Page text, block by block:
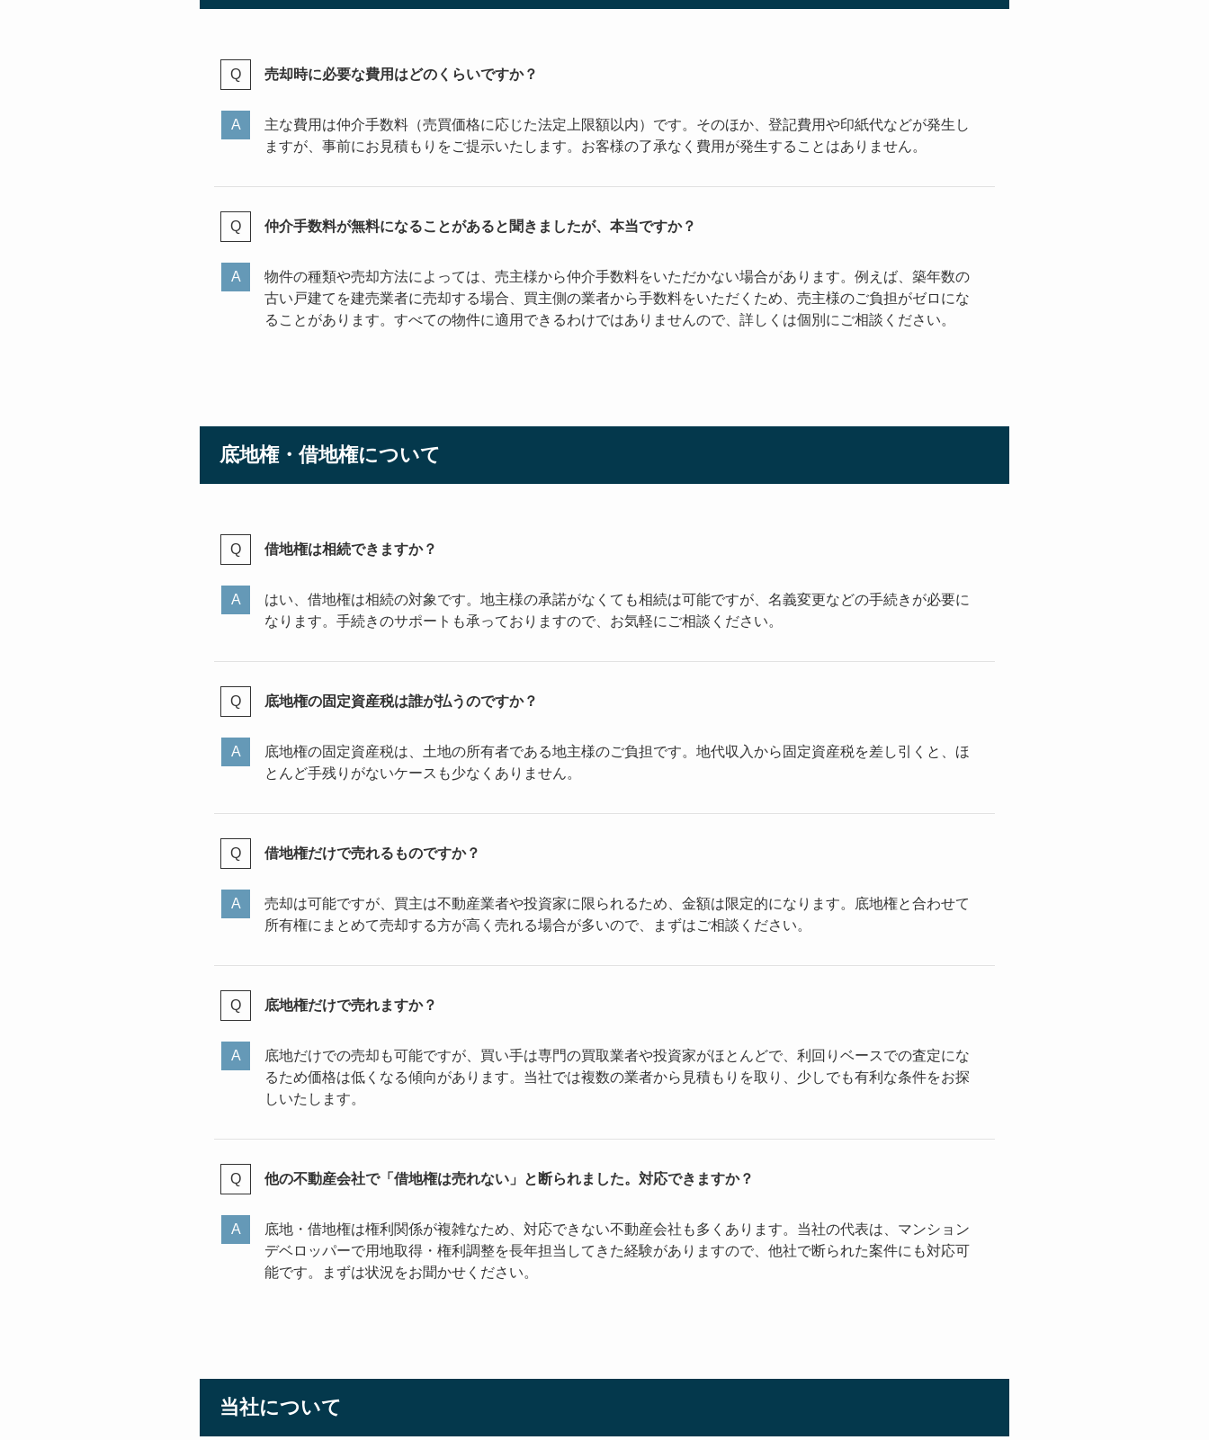
売却時に必要な費用はどのくらいですか？
主な費用は仲介手数料（売買価格に応じた法定上限額以内）です。そのほか、登記費用や印紙代などが発生し
ますが、事前にお見積もりをご提示いたします。お客様の了承なく費用が発生することはありません。
仲介手数料が無料になることがあると聞きましたが、本当ですか？
物件の種類や売却方法によっては、売主様から仲介手数料をいただかない場合があります。例えば、築年数の
古い戸建てを建売業者に売却する場合、買主側の業者から手数料をいただくため、売主様のご負担がゼロにな
ることがあります。すべての物件に適用できるわけではありませんので、詳しくは個別にご相談ください。
底地権・借地権について
借地権は相続できますか？
はい、借地権は相続の対象です。地主様の承諾がなくても相続は可能ですが、名義変更などの手続きが必要に
なります。手続きのサポートも承っておりますので、お気軽にご相談ください。
底地権の固定資産税は誰が払うのですか？
底地権の固定資産税は、土地の所有者である地主様のご負担です。地代収入から固定資産税を差し引くと、ほ
とんど手残りがないケースも少なくありません。
借地権だけで売れるものですか？
売却は可能ですが、買主は不動産業者や投資家に限られるため、金額は限定的になります。底地権と合わせて
所有権にまとめて売却する方が高く売れる場合が多いので、まずはご相談ください。
底地権だけで売れますか？
底地だけでの売却も可能ですが、買い手は専門の買取業者や投資家がほとんどで、利回りベースでの査定にな
るため価格は低くなる傾向があります。当社では複数の業者から見積もりを取り、少しでも有利な条件をお探
しいたします。
他の不動産会社で「借地権は売れない」と断られました。対応できますか？
底地・借地権は権利関係が複雑なため、対応できない不動産会社も多くあります。当社の代表は、マンション
デベロッパーで用地取得・権利調整を長年担当してきた経験がありますので、他社で断られた案件にも対応可
能です。まずは状況をお聞かせください。
当社について